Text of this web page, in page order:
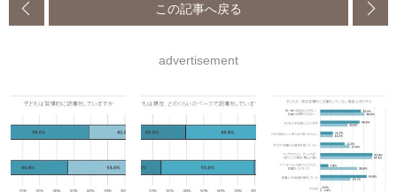
この記事へ戻る
advertisement